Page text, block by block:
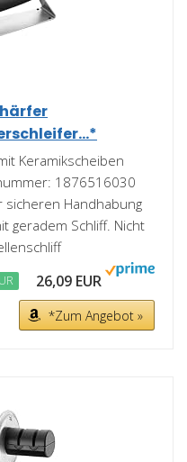
Keramikscheiben
1876516030
sicheren Handhabung
geradem Schliff. Nicht
26,09 EUR
*Zum Angebot »